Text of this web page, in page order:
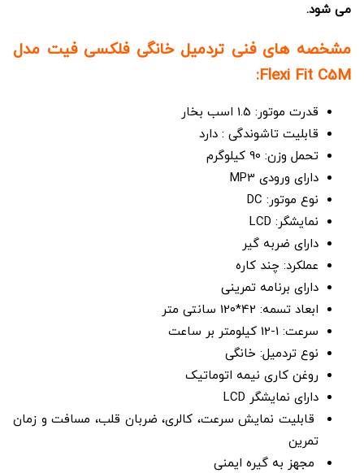
می شود.
مشخصه های فنی تردمیل خانگی فلکسی فیت مدل
Flexi Fit C5M:
قدرت موتور: 1.5 اسب بخار
قابلیت تاشوندگی : دارد
تحمل وزن: 90 کیلوگرم
دارای ورودی MP3
نوع موتور: DC
نمایشگر: LCD
دارای ضربه گیر
عملکرد: چند کاره
دارای برنامه تمرینی
ابعاد تسمه: 42*120 سانتی متر
سرعت: 1-12 کیلومتر بر ساعت
نوع تردمیل: خانگی
روغن کاری نیمه اتوماتیک
دارای نمایشگر LCD
قابلیت نمایش سرعت، کالری، ضربان قلب، مسافت و زمان
تمرین
مجهز به گیره ایمنی